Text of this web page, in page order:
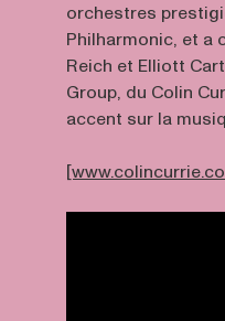
orchestres
Philharmonic, et a
Reich et Elliott
Group, du Colin
accent sur la